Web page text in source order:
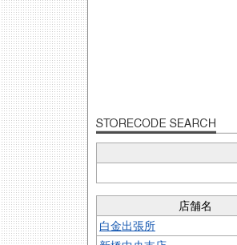
店舗名
白金出張所